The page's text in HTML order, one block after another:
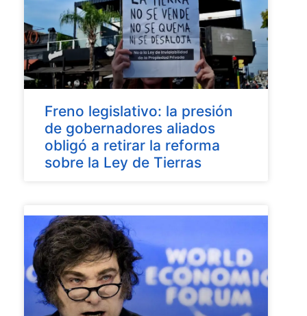
Freno legislativo: la presión
de gobernadores aliados
obligó a retirar la reforma
sobre la Ley de Tierras